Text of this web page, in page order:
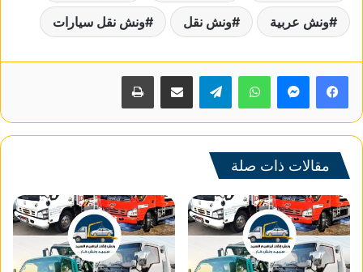
ونش عربية ونش نقل ونش نقل سيارات
واتساب
مقالات ذات صلة